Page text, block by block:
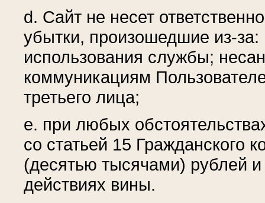
d. Сайт не несет
убытки, произошедшие из-
использования службы;
коммуникациям
третьего лица;
e. при любых
со статьей 15 Гражданского
(десятью тысячами) рублей и
действиях вины.